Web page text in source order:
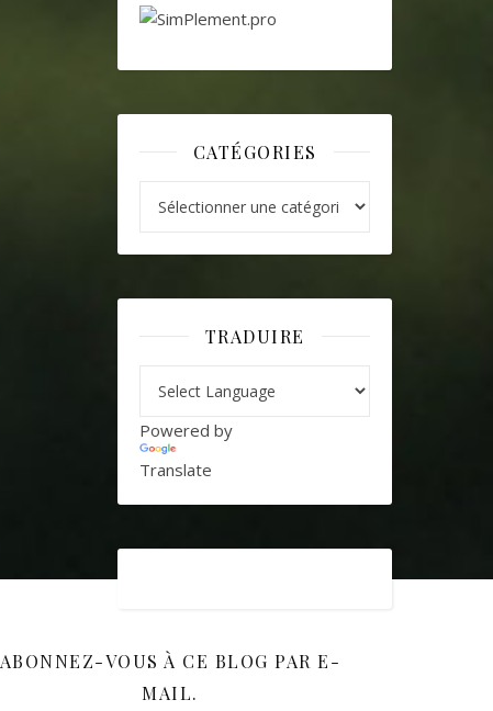
CATÉGORIES
TRADUIRE
Powered by
Translate
ABONNEZ-VOUS À CE BLOG PAR E-
MAIL.